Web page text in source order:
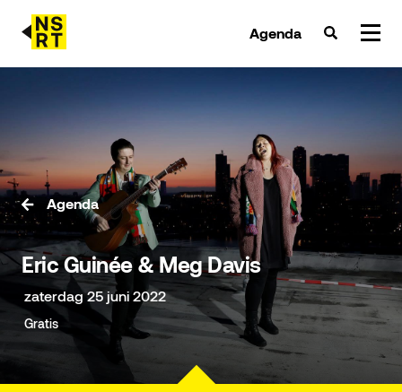
Agenda
agenda & tickets
nieuws
team
over NSRT
partners
Eric Guinée & Meg Davis
zaterdag 25 juni 2022
Gratis
Agenda